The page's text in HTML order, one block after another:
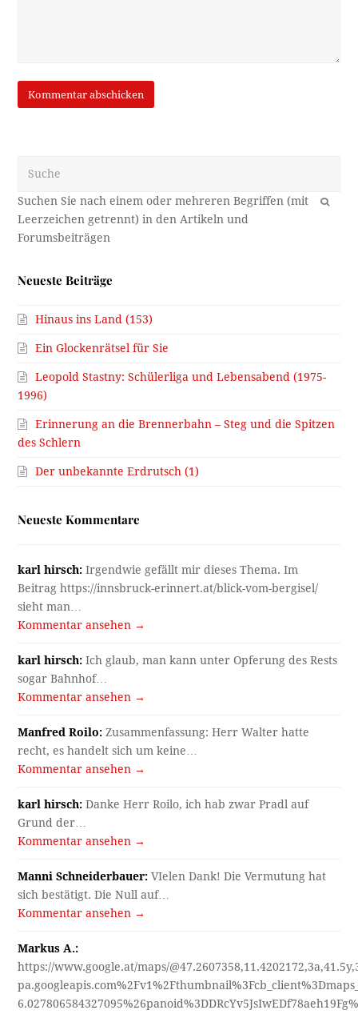
OK
Neueste Beiträge
Hinaus ins Land (153)
Ein Glockenrätsel für Sie
Leopold Stastny: Schülerliga und Lebensabend (1975-
1996)
Erinnerung an die Brennerbahn – Steg und die Spitzen
des Schlern
Der unbekannte Erdrutsch (1)
Neueste Kommentare
karl hirsch: Irgendwie gefällt mir dieses Thema. Im
Beitrag https://innsbruck-erinnert.at/blick-vom-bergisel/
sieht man…
Kommentar ansehen →
karl hirsch: Ich glaub, man kann unter Opferung des Rests
sogar Bahnhof…
Kommentar ansehen →
Manfred Roilo: Zusammenfassung: Herr Walter hatte
recht, es handelt sich um keine…
Kommentar ansehen →
karl hirsch: Danke Herr Roilo, ich hab zwar Pradl auf
Grund der…
Kommentar ansehen →
Manni Schneiderbauer: VIelen Dank! Die Vermutung hat
sich bestätigt. Die Null auf…
Kommentar ansehen →
Markus A.:
https://www.google.at/maps/